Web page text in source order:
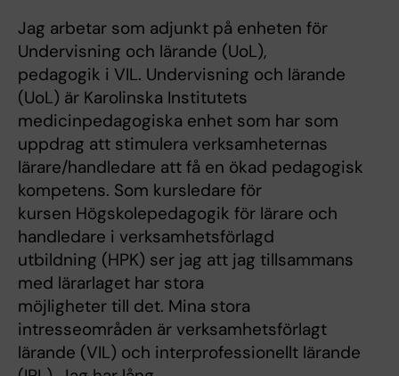
Jag arbetar som adjunkt på enheten för
Undervisning och lärande (UoL),
pedagogik i VIL. Undervisning och lärande
(UoL) är Karolinska Institutets
medicinpedagogiska enhet som har som
uppdrag att stimulera verksamheternas
lärare/handledare att få en ökad pedagogisk
kompetens. Som kursledare för
kursen Högskolepedagogik för lärare och
handledare i verksamhetsförlagd
utbildning (HPK) ser jag att jag tillsammans
med lärarlaget har stora
möjligheter till det. Mina stora
intresseområden är verksamhetsförlagt
lärande (VIL) och interprofessionellt lärande